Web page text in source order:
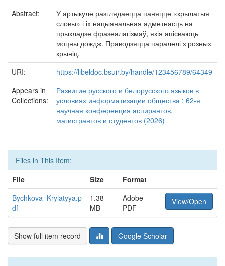
Abstract:
У артыкуле разглядаецца паняцце «крылатыя
словы» і іх нацыянальная адметнасць на
прыкладзе фразеалагізмаў, якія апісваюць
моцны дождж. Праводзяцца паралелі з розных
крыніц.
URI:
https://libeldoc.bsuir.by/handle/123456789/64349
Appears in
Collections:
Развитие русского и белорусского языков в
условиях информатизации общества : 62-я
научная конференция аспирантов,
магистрантов и студентов (2026)
Files in This Item:
File
Size
Format
Bychkova_Krylatyya.p
df
1.38
MB
Adobe
PDF
View/Open
Show full item record Google Scholar